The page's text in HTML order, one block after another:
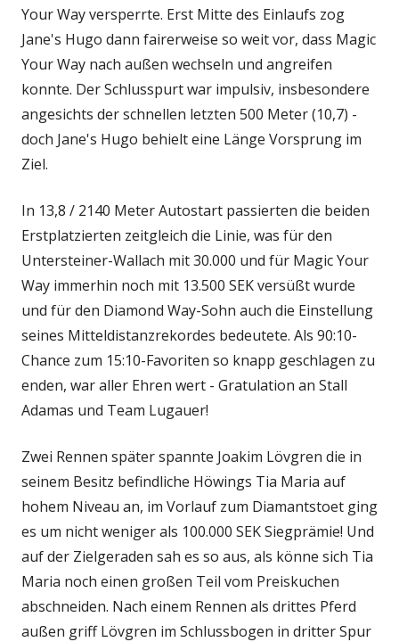
Your Way versperrte. Erst Mitte des Einlaufs zog
Jane's Hugo dann fairerweise so weit vor, dass Magic
Your Way nach außen wechseln und angreifen
konnte. Der Schlusspurt war impulsiv, insbesondere
angesichts der schnellen letzten 500 Meter (10,7) -
doch Jane's Hugo behielt eine Länge Vorsprung im
Ziel.
In 13,8 / 2140 Meter Autostart passierten die beiden
Erstplatzierten zeitgleich die Linie, was für den
Untersteiner-Wallach mit 30.000 und für Magic Your
Way immerhin noch mit 13.500 SEK versüßt wurde
und für den Diamond Way-Sohn auch die Einstellung
seines Mitteldistanzrekordes bedeutete. Als 90:10-
Chance zum 15:10-Favoriten so knapp geschlagen zu
enden, war aller Ehren wert - Gratulation an Stall
Adamas und Team Lugauer!
Zwei Rennen später spannte Joakim Lövgren die in
seinem Besitz befindliche Höwings Tia Maria auf
hohem Niveau an, im Vorlauf zum Diamantstoet ging
es um nicht weniger als 100.000 SEK Siegprämie! Und
auf der Zielgeraden sah es so aus, als könne sich Tia
Maria noch einen großen Teil vom Preiskuchen
abschneiden. Nach einem Rennen als drittes Pferd
außen griff Lövgren im Schlussbogen in dritter Spur